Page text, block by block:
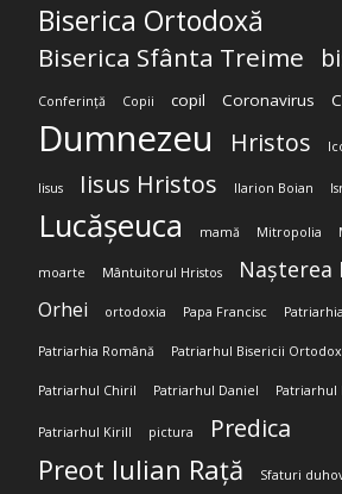
Biserica Ortodoxă
Biserica Sfânta Treime
Conferință Copii copil Coronavirus
Dumnezeu Hristos
Iisus Iisus Hristos Ilarion Boian
Lucășeuca mamă Mitropolia
moarte Mântuitorul Hristos Nașterea
Orhei ortodoxia Papa Francisc
Patriarhia Română Patriarhul Bisericii
Patriarhul Chiril Patriarhul Daniel Patriarhul
Patriarhul Kirill pictura Predica
Preot Iulian Rață Sfaturi